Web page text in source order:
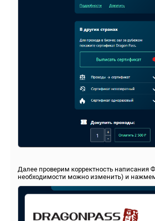
Далее проверим корректность написания
необходимости можно изменить) и